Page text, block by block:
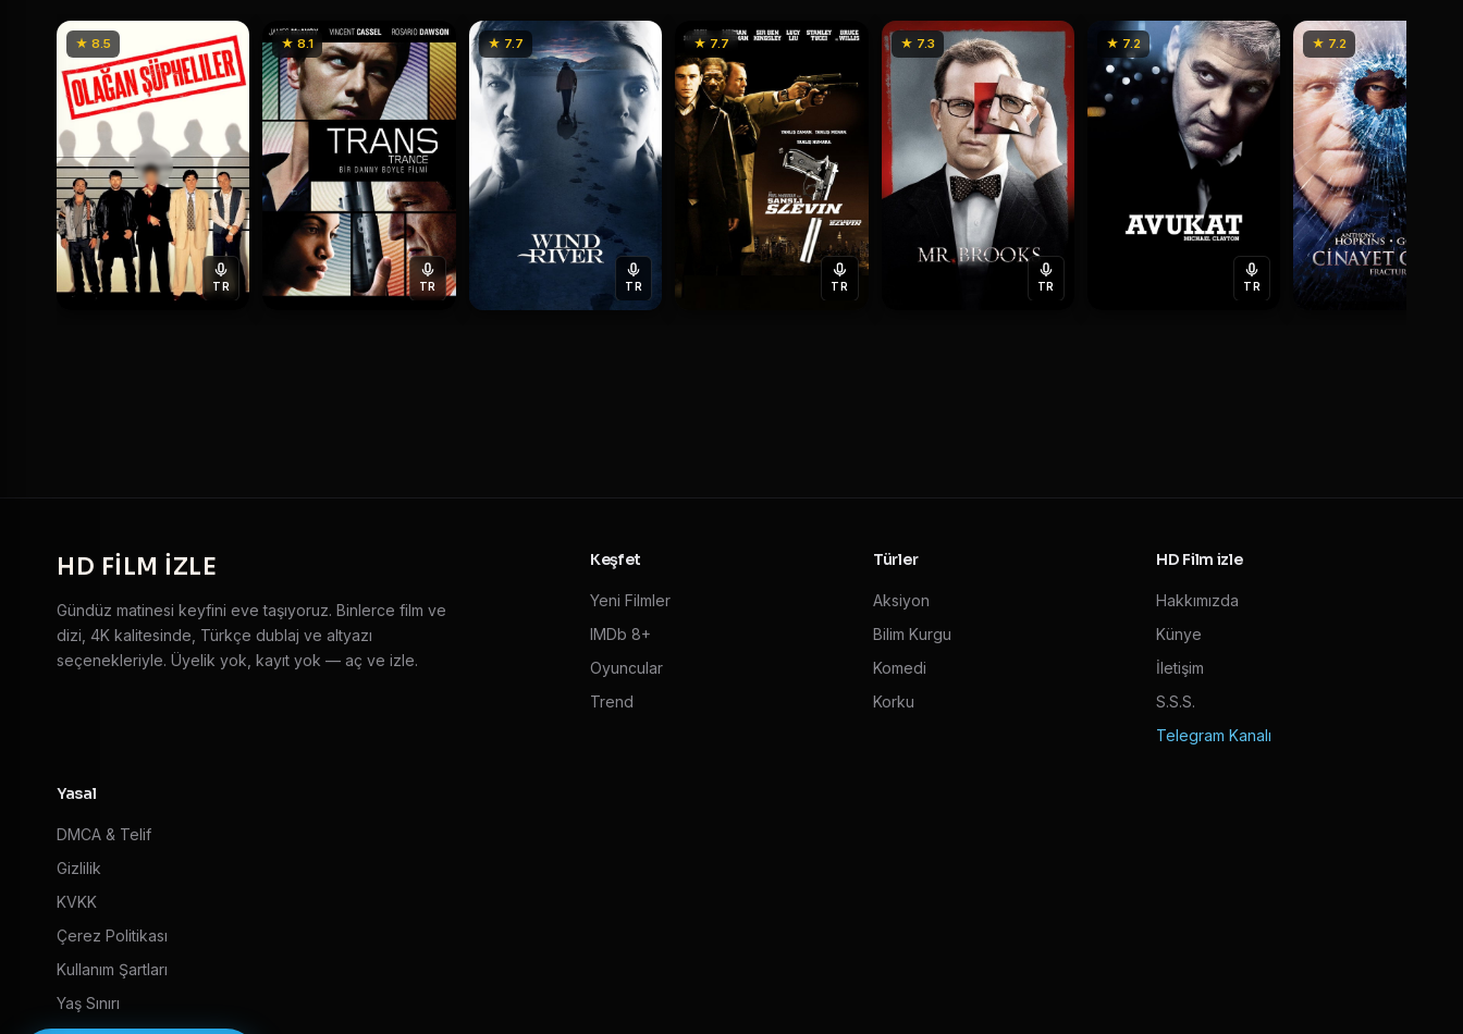
★ 8.5
TR
★ 8.1
TR
★ 7.7
TR
★ 7.7
TR
★ 7.3
TR
★ 7.2
TR
★ 7.2
HD FILM IZLE
Gündüz matinesi keyfini eve taşıyoruz. Binlerce film ve
dizi, 4K kalitesinde, Türkçe dublaj ve altyazı
seçenekleriyle. Üyelik yok, kayıt yok — aç ve izle.
Keşfet
Yeni Filmler
IMDb 8+
Oyuncular
Trend
Türler
Aksiyon
Bilim Kurgu
Komedi
Korku
HD Film izle
Hakkımızda
Künye
İletişim
S.S.S.
Telegram Kanalı
Yasal
DMCA & Telif
Gizlilik
KVKK
Çerez Politikası
Kullanım Şartları
Yaş Sınırı